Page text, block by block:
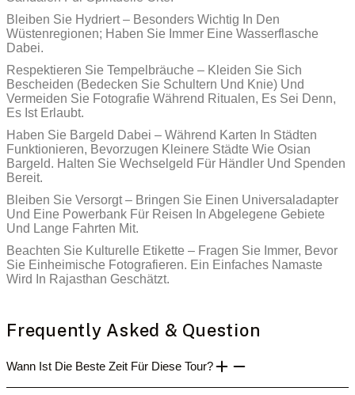
Bleiben Sie Hydriert – Besonders Wichtig In Den
Wüstenregionen; Haben Sie Immer Eine Wasserflasche
Dabei.
Respektieren Sie Tempelbräuche – Kleiden Sie Sich
Bescheiden (bedecken Sie Schultern Und Knie) Und
Vermeiden Sie Fotografie Während Ritualen, Es Sei Denn,
Es Ist Erlaubt.
Haben Sie Bargeld Dabei – Während Karten In Städten
Funktionieren, Bevorzugen Kleinere Städte Wie Osian
Bargeld. Halten Sie Wechselgeld Für Händler Und Spenden
Bereit.
Bleiben Sie Versorgt – Bringen Sie Einen Universaladapter
Und Eine Powerbank Für Reisen In Abgelegene Gebiete
Und Lange Fahrten Mit.
Beachten Sie Kulturelle Etikette – Fragen Sie Immer, Bevor
Sie Einheimische Fotografieren. Ein Einfaches Namaste
Wird In Rajasthan Geschätzt.
Frequently Asked & Question
Wann Ist Die Beste Zeit Für Diese Tour?